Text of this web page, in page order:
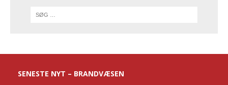
SENESTE NYT – BRANDVÆSEN